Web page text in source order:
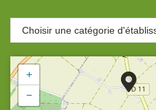
+
−